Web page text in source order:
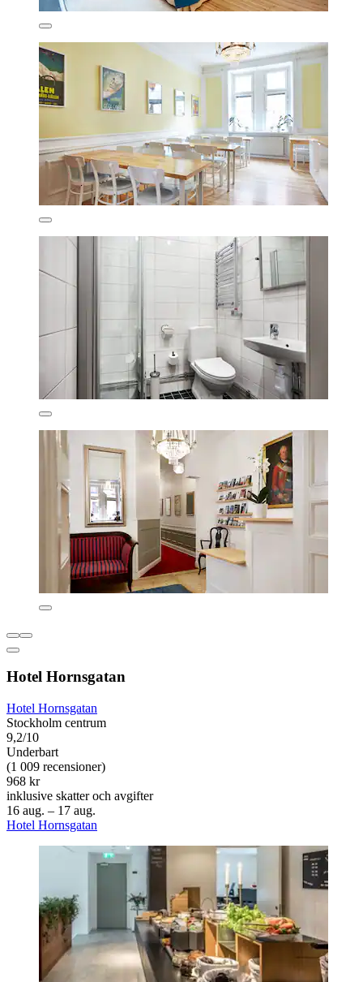
Hotel Hornsgatan
Hotel Hornsgatan
Stockholm centrum
9,2/10
Underbart
(1 009 recensioner)
968 kr
inklusive skatter och avgifter
16 aug. – 17 aug.
Hotel Hornsgatan